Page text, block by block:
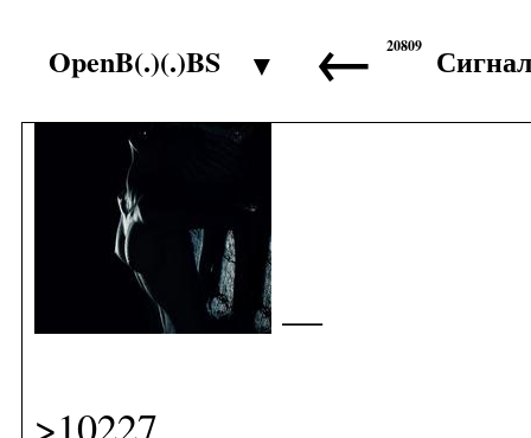
OpenB(.)(.)BS ▼ ← Сигнал
20809
>10226
—